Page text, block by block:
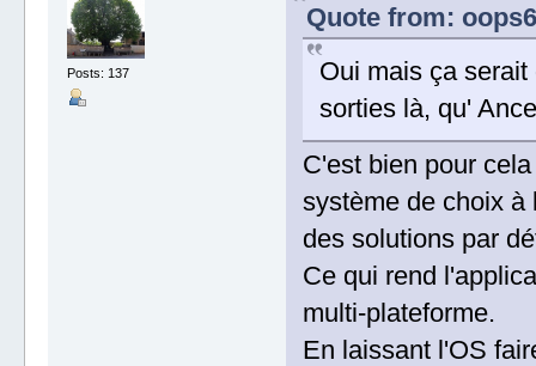
Posts: 137
Quote from:
Oui mais ça
sorties là, qu'
C'est bien pour
système de choix à
des solutions par
Ce qui rend
multi-plateforme.
En laissant l'OS